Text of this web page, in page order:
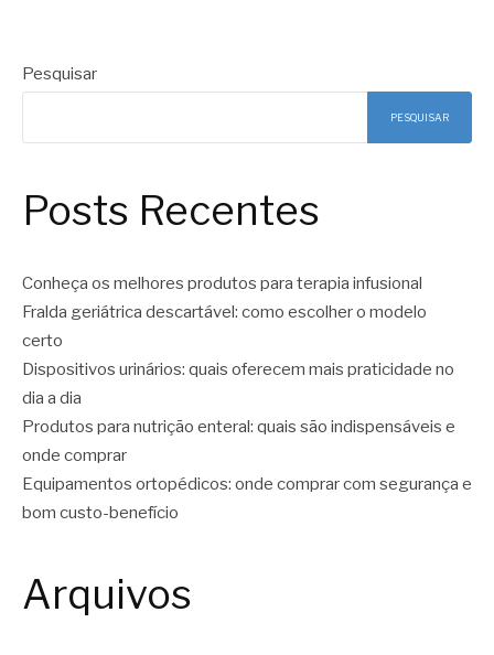
Pesquisar
PESQUISAR
Posts Recentes
Conheça os melhores produtos para terapia infusional
Fralda geriátrica descartável: como escolher o modelo
certo
Dispositivos urinários: quais oferecem mais praticidade no
dia a dia
Produtos para nutrição enteral: quais são indispensáveis e
onde comprar
Equipamentos ortopédicos: onde comprar com segurança e
bom custo-benefício
Arquivos